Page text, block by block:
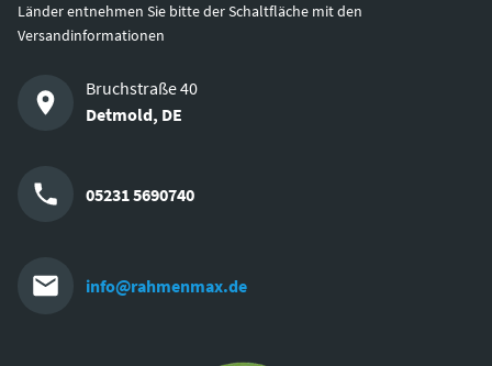
Länder entnehmen Sie bitte der Schaltfläche mit den
Versandinformationen
Bruchstraße 40
Detmold, DE
05231 5690740
info@rahmenmax.de